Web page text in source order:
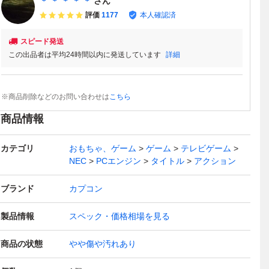
評価 1177 本人確認済
スピード発送
この出品者は平均24時間以内に発送しています 詳細
※商品削除などのお問い合わせはこちら
商品情報
カテゴリ おもちゃ、ゲーム ゲーム
テレビゲーム
NEC
PCエンジン タイトル アクション
ブランド カプコン
製品情報 スペック・価格相場を見る
商品の状態 やや傷や汚れあり